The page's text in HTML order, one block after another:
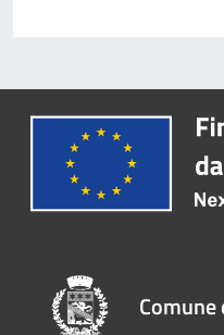
Comune